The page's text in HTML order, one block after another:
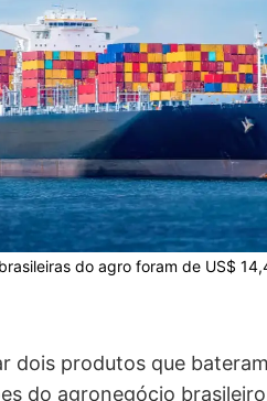
do agro foram de US$
dois produtos que
do agronegócio